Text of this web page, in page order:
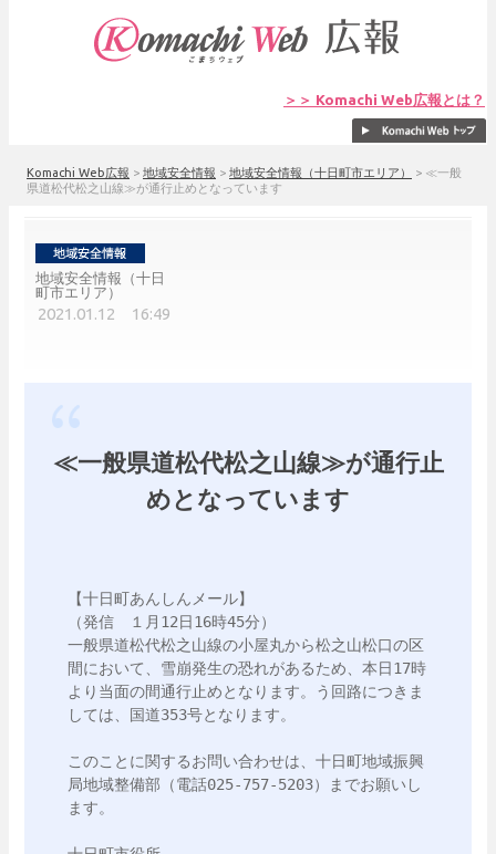
＞＞ Komachi Web広報とは？
Komachi Web広報 > 地域安全情報 > 地域安全情報（十日町市エリア） > ≪一般
県道松代松之山線≫が通行止めとなっています
地域安全情報（十日
町市エリア）
2021.01.12 16:49
≪一般県道松代松之山線≫が通行止
めとなっています
【十日町あんしんメール】
（発信　１月12日16時45分）
一般県道松代松之山線の小屋丸から松之山松口の区
間において、雪崩発生の恐れがあるため、本日17時
より当面の間通行止めとなります。う回路につきま
しては、国道353号となります。
このことに関するお問い合わせは、十日町地域振興
局地域整備部（電話025-757-5203）までお願いし
ます。